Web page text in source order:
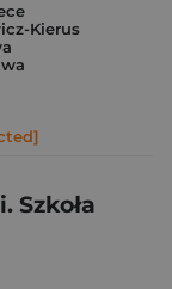
Kierus
Szkoła